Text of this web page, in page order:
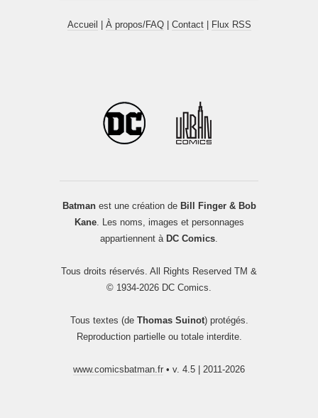
Accueil À propos/FAQ| Contact| Flux RSS
Batmanest une création de Bill Finger & Bob
Kane. Les noms, images et personnages
appartiennent à DC Comics.
Tous droits réservés. All Rights Reserved TM &
© 1934-2026 DC Comics.
Tous textes (de Thomas Suinot) protégés.
Reproduction partielle ou totale interdite.
www.comicsbatman.fr • v. 4.5 | 2011-2026